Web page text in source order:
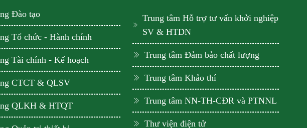
Đào tạo
Tổ chức - Hành chính
Tài chính - Kế hoạch
CTCT & QLSV
QLKH & HTQT
Trung tâm Hỗ trợ tư vấn khởi nghiệp
SV & HTDN
Trung tâm Đảm bảo chất lượng
Trung tâm Khảo thí
Trung tâm NN-TH-CĐR và PTNNL
Thư viện điện tử